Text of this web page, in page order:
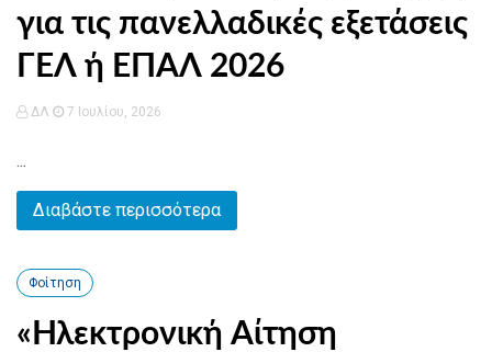
για τις πανελλαδικές εξετάσεις
ΓΕΛ ή ΕΠΑΛ 2026
ΔΛ 7 Ιουλίου, 2026
...
Διαβάστε περισσότερα
Φοίτηση
«Ηλεκτρονική Αίτηση